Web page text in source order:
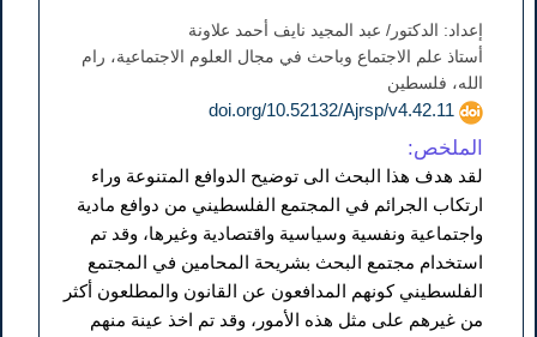
إعداد: الدكتور/ عبد المجيد نايف أحمد علاونة
أستاذ علم الاجتماع وباحث في مجال العلوم الاجتماعية، رام
الله، فلسطين
doi.org/10.52132/Ajrsp/v4.42.11
الملخص:
لقد هدف هذا البحث الى توضيح الدوافع المتنوعة وراء
ارتكاب الجرائم في المجتمع الفلسطيني من دوافع مادية
واجتماعية ونفسية وسياسية واقتصادية وغيرها، وقد تم
استخدام مجتمع البحث بشريحة المحامين في المجتمع
الفلسطيني كونهم المدافعون عن القانون والمطلعون أكثر
من غيرهم على مثل هذه الأمور، وقد تم اخذ عينة منهم